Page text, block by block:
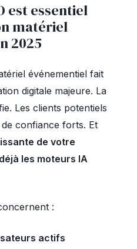
est essentiel
matériel
2025
événementiel fait
digitale majeure. La
Les clients potentiels
confiance forts. Et
de votre
les moteurs IA
:
actifs